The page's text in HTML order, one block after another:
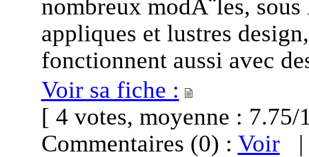
nombreux modÃ¨les,
appliques et lustres
fonctionnent aussi avec
Voir sa fiche :
[ 4 votes, moyenne :
Commentaires (0) : Voir